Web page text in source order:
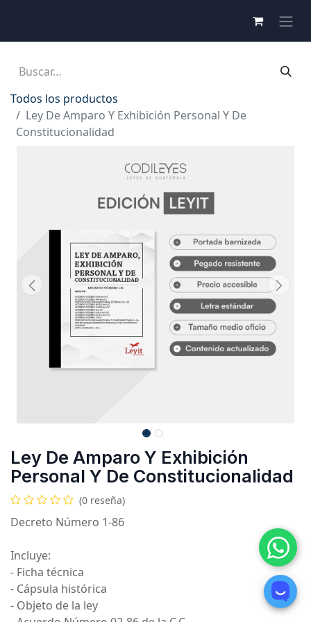
Todos los productos
Ley De Amparo Y Exhibición Personal Y De
Constitucionalidad
Ley De Amparo Y Exhibición
Personal Y De Constitucionalidad
(0 reseña)
Decreto Número 1-86
Incluye:
- Ficha técnica
- Cápsula histórica
- Objeto de la ley